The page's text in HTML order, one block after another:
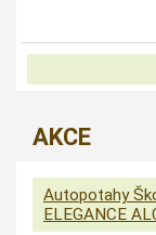
AKCE
Autopotahy
ELEGANCE